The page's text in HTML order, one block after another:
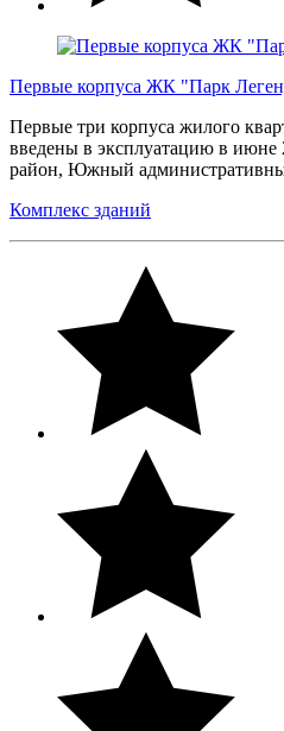
Первые корпуса ЖК "Парк
Первые три корпуса жилого
введены в эксплуатацию в июне
район, Южный
Комплекс зданий